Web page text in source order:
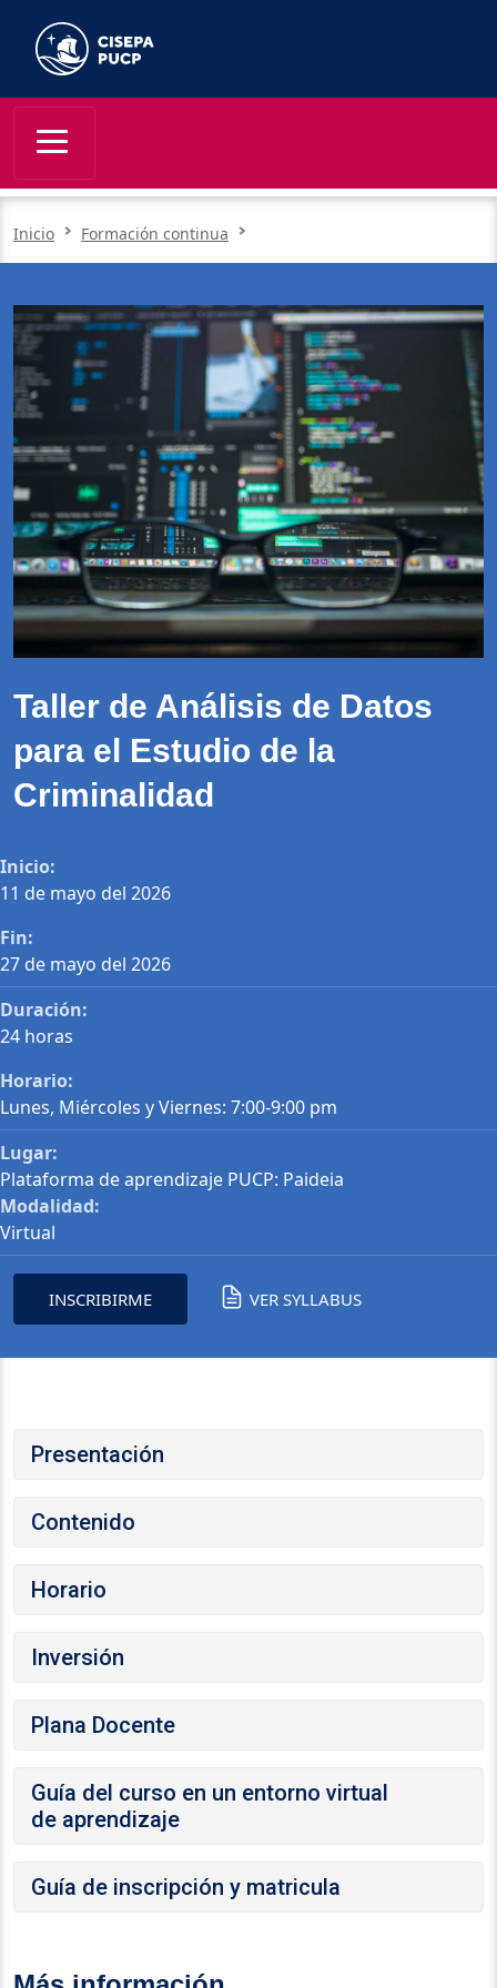
Inicio Formación continua
Taller de Análisis de Datos
para el Estudio de la
Criminalidad
Inicio:
11 de mayo del 2026
Fin:
27 de mayo del 2026
Duración:
24 horas
Horario:
Lunes, Miércoles y Viernes: 7:00-9:00 pm
Lugar:
Plataforma de aprendizaje PUCP: Paideia
Modalidad:
Virtual
INSCRIBIRME VER SYLLABUS
Presentación
Contenido
Horario
Inversión
Plana Docente
Guía del curso en un entorno virtual
de aprendizaje
Guía de inscripción y matricula